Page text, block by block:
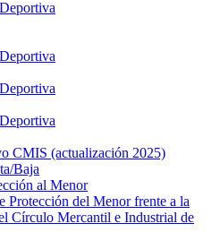
CMIS (actualización 2025)
Baja
al Menor
Protección del Menor frente a la
Círculo Mercantil e Industrial de